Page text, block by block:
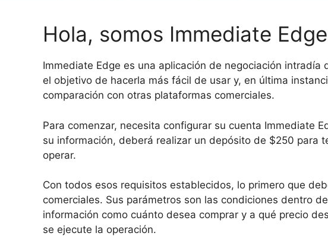
Hola, somos Immediate Edge
Immediate Edge es una aplicación de negociación
el objetivo de hacerla más fácil de usar y, en última
comparación con otras plataformas comerciales.
Para comenzar, necesita configurar su cuenta Immediate
su información, deberá realizar un depósito de $250 para
operar.
Con todos esos requisitos establecidos, lo primero que
comerciales. Sus parámetros son las condiciones dentro
información como cuánto desea comprar y a qué precio
se ejecute la operación.